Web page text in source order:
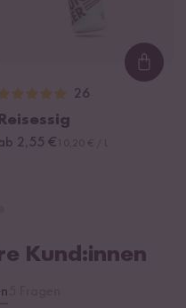
26
Reisessig
2,55 €
Kund:innen